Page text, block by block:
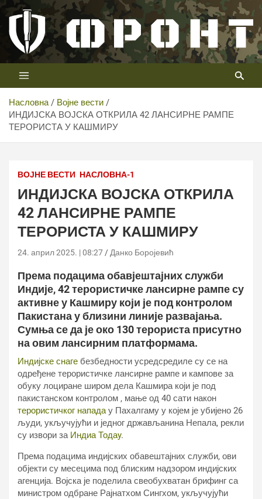
Скип
цонтент
Телевизија ФРОНТ
Први војни канал у Србији
Насловна
Војне вести
ИНДИЈСКА ВОЈСКА ОТКРИЛА 42 ЛАНСИРНЕ РАМПЕ
ТЕРОРИСТА У КАШМИРУ
ВОЈНЕ ВЕСТИ НАСЛОВНА-1
ИНДИЈСКА ВОЈСКА ОТКРИЛА
42 ЛАНСИРНЕ РАМПЕ
ТЕРОРИСТА У КАШМИРУ
24. април 2025. | 08:27 Данко Боројевић
Према подацима обавјештајних служби
Индије, 42 терористичке лансирне рампе су
активне у Кашмиру који је под контролом
Пакистана у близини линије развајања.
Сумња се да је око 130 терориста присутно
на овим лансирним платформама.
Индијске снаге безбедности усредсредиле су се на
одређене терористичке лансирне рампе и кампове за
обуку лоциране широм дела Кашмира који је под
пакистанском контролом , мање од 40 сати након
терористичког нападау Пахалгаму у којем је убијено 26
људи, укључујући и једног држављанина Непала, рекли
су извори за Индиа Тодаy.
Према подацима индијских обавештајних служби, ови
објекти су месецима под блиским надзором индијских
агенција. Војска је поделила свеобухватан брифинг са
министром одбране Рајнатхом Сингхом, укључујући